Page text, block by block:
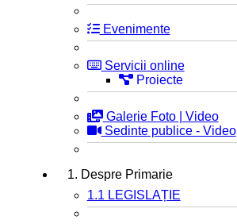
Evenimente
Servicii online
Proiecte
Galerie Foto | Video
Sedinte publice - Video
1. Despre Primarie
1.1 LEGISLAȚIE